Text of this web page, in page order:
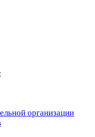
организации